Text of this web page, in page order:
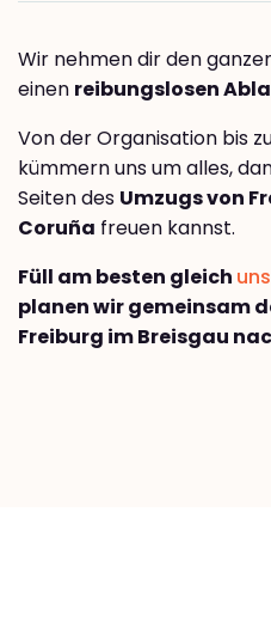
Wir nehmen dir den
einen reibungslosen
Von der Organisation bis
kümmern uns um alles,
Seiten des Umzugs von
Coruña freuen kannst.
Füll am besten gleich
planen wir gemeinsam
Freiburg im Breisgau